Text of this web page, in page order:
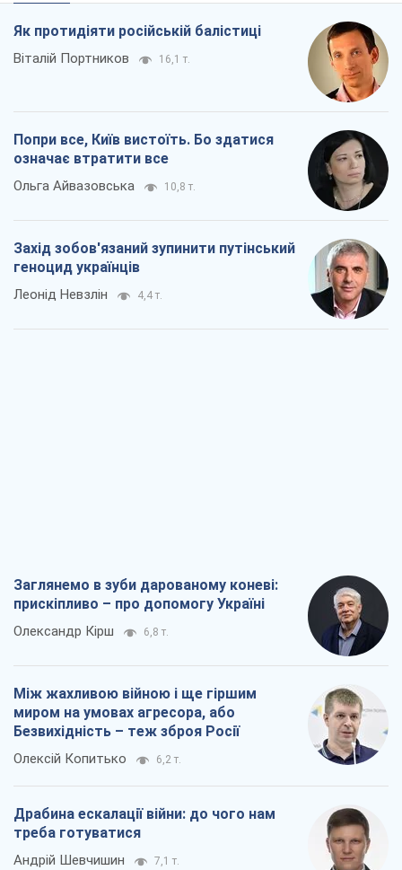
Як протидіяти російській балістиці
Віталій Портников 16,1 т.
Попри все, Київ вистоїть. Бо здатися
означає втратити все
Ольга Айвазовська 10,8 т.
Захід зобов'язаний зупинити путінський
геноцид українців
Леонід Невзлін 4,4 т.
Заглянемо в зуби дарованому коневі:
прискіпливо – про допомогу Україні
Олександр Кірш 6,8 т.
Між жахливою війною і ще гіршим
миром на умовах агресора, або
Безвихідність – теж зброя Росії
Олексій Копитько 6,2 т.
Драбина ескалації війни: до чого нам
треба готуватися
Андрій Шевчишин 7,1 т.